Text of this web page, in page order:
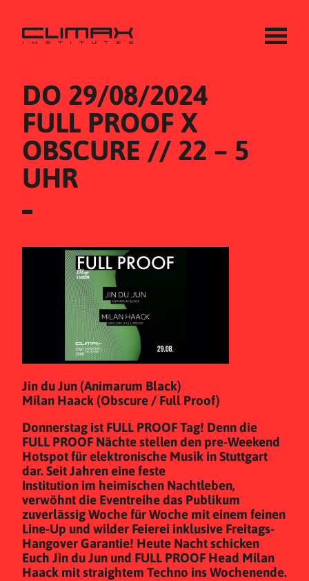
DO 29/08/2024
FULL PROOF X
OBSCURE // 22 – 5
UHR
Jin du Jun (Animarum Black)
Milan Haack (Obscure / Full Proof)
Donnerstag ist FULL PROOF Tag! Denn die
FULL PROOF Nächte stellen den pre-Weekend
Hotspot für elektronische Musik in Stuttgart
dar. Seit Jahren eine feste
Institution im heimischen Nachtleben,
verwöhnt die Eventreihe das Publikum
zuverlässig Woche für Woche mit einem feinen
Line-Up und wilder Feierei inklusive Freitags-
Hangover Garantie! Heute Nacht schicken
Euch Jin du Jun und FULL PROOF Head Milan
Haack mit straightem Techno ins Wochenende.